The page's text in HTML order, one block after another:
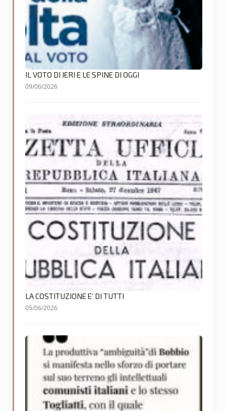
IL VOTO DI IERI E LE SPINE DI OGGI
09/06/2026
LA COSTITUZIONE E’ DI TUTTI
05/06/2026